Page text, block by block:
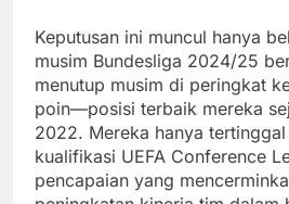
Keputusan ini muncul hanya
musim Bundesliga 2024/25
menutup musim di peringkat
poin—posisi terbaik mereka
2022. Mereka hanya
kualifikasi UEFA Conference
pencapaian yang